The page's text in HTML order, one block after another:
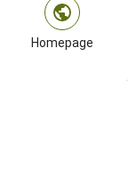
Homepage